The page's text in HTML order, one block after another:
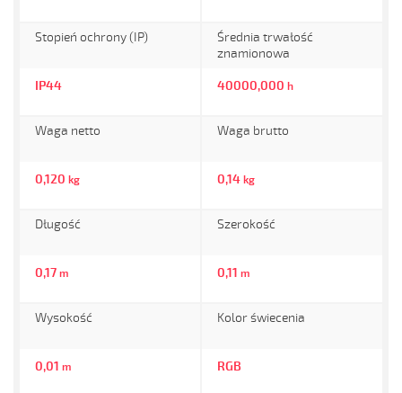
Stopień ochrony (IP)
IP44
Średnia trwałość
znamionowa
40000,000 h
Waga netto
0,120 kg
Waga brutto
0,14 kg
Długość
0,17 m
Szerokość
0,11 m
Wysokość
0,01 m
Kolor świecenia
RGB